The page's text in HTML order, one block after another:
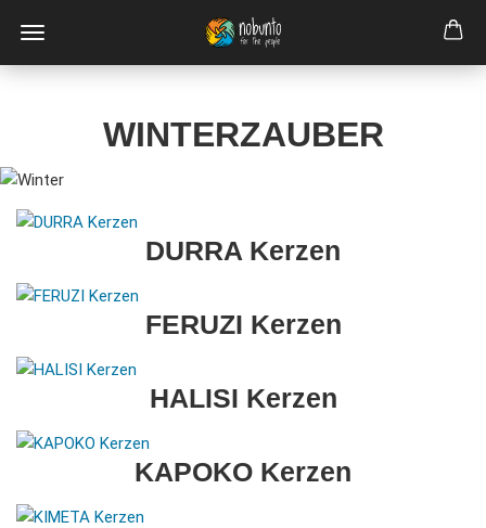
WINTERZAUBER
DURRA Kerzen
FERUZI Kerzen
HALISI Kerzen
KAPOKO Kerzen